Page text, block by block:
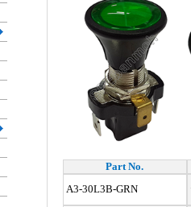
Part No.
A3-30L3B-GRN